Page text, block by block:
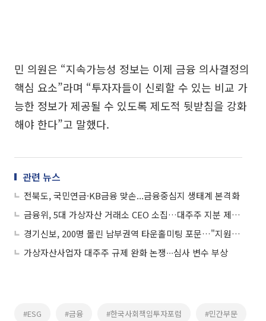
민 의원은 “지속가능성 정보는 이제 금융 의사결정의
핵심 요소”라며 “투자자들이 신뢰할 수 있는 비교 가
능한 정보가 제공될 수 있도록 제도적 뒷받침을 강화
해야 한다”고 말했다.
관련 뉴스
전북도, 국민연금·KB금융 맞손...금융중심지 생태계 본격화
금융위, 5대 가상자산 거래소 CEO 소집…대주주 지분 제한 막판 조율
경기신보, 200명 몰린 남부권역 타운홀미팅 포문…"지원 제도 몰라 못받는 기업 없애겠다"
가상자산사업자 대주주 규제 완화 논쟁∙∙∙심사 변수 부상
#ESG #금융 #한국사회책임투자포럼 #민간부문